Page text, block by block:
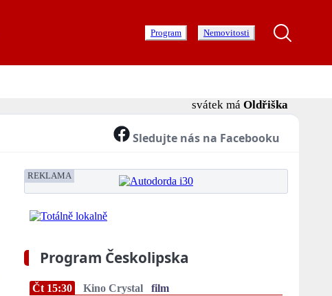
Program Nemovitosti
svátek má Oldřiška
Sledujte nás na Facebooku
REKLAMA
Program Českolipska
Čt 15:30 Kino Crystal
film